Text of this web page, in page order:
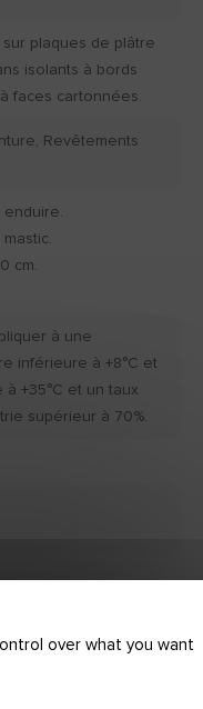
sur plaques de plâtre
isolants à bords
faces cartonnées.
Revêtements
enduire.
cm.
à une
inférieure à +8°C et
à +35°C et un taux
supérieur à 70%.
over what you want